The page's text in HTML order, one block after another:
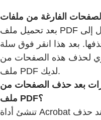
بعد تحميل ملف PDF وتسجيل الدخول إلى Acrobat، حدد
بعد هذا انقر فوق سلة
لحذف هذه الصفحات من
ملف PDF لديك.
بعد حذف الصفحات من
ملف PDF؟
تنشئ أداة Acrobat عبر الإنترنت مستندًا جديدًا عند حذف